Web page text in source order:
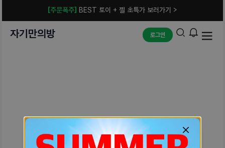
[주문폭주] BEST 토이 + 젤 초특가 보러가기 >
자기만의방 로그인